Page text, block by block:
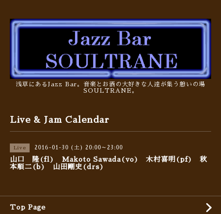
浅草にあるJazz Bar。音楽とお酒の大好きな人達が集う憩いの場
SOULTRANE。
Live & Jam Calendar
Live 2016-01-30 (土) 20:00～23:00
山口 隆(fl) Makoto Sawada(vo) 木村喜明(pf) 秋
本順二(b) 山田剛史(drs)
Top Page